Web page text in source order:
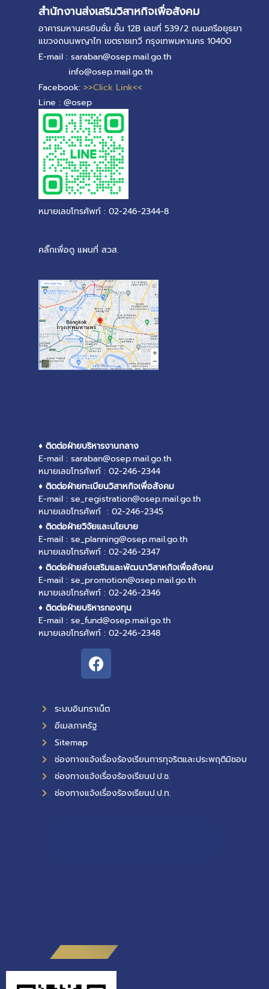
สำนักงานส่งเสริมวิสาหกิจเพื่อสังคม
อาคารมหานครยิบซั่ม ชั้น 12B เลขที่ 539/2 ถนนศรีอยุธยา
แขวงถนนพญาไท เขตราชเทวี กรุงเทพมหานคร 10400
E-mail : saraban@osep.mail.go.th
info@osep.mail.go.th
Facebook: >>Click Link<<
Line : @osep
หมายเลขโทรศัพท์ : 02-246-2344-8
คลิ๊กเพื่อดู แผนที่ สวส.
♦ ติดต่อฝ่ายบริหารงานกลาง
E-mail : saraban@osep.mail.go.th
หมายเลขโทรศัพท์ : 02-246-2344
♦ ติดต่อฝ่ายทะเบียนวิสาหกิจเพื่อสังคม
E-mail : se_registration@osep.mail.go.th
หมายเลขโทรศัพท์ : 02-246-2345
♦ ติดต่อฝ่ายวิจัยและนโยบาย
E-mail : se_planning@osep.mail.go.th
หมายเลขโทรศัพท์ : 02-246-2347
♦ ติดต่อฝ่ายส่งเสริมและพัฒนาวิสาหกิจเพื่อสังคม
E-mail : se_promotion@osep.mail.go.th
หมายเลขโทรศัพท์ : 02-246-2346
♦ ติดต่อฝ่ายบริหารกองทุน
E-mail : se_fund@osep.mail.go.th
หมายเลขโทรศัพท์ : 02-246-2348
ระบบอินทราเน็ต
อีเมลภาครัฐ
Sitemap
ช่องทางแจ้งเรื่องร้องเรียนการทุจริตและประพฤติมิชอบ
ช่องทางแจ้งเรื่องร้องเรียนป.ป.ช.
ช่องทางแจ้งเรื่องร้องเรียนป.ป.ท.